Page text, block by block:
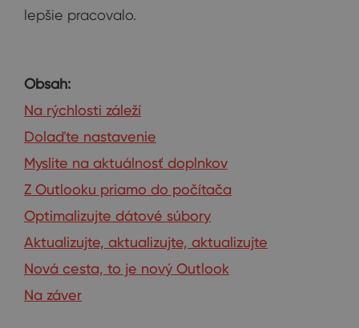
lepšie pracovalo.
Obsah:
Na rýchlosti záleží
Dolaďte nastavenie
Myslite na aktuálnosť doplnkov
Z Outlooku priamo do počítača
Optimalizujte dátové súbory
Aktualizujte, aktualizujte, aktualizujte
Nová cesta, to je nový Outlook
Na záver